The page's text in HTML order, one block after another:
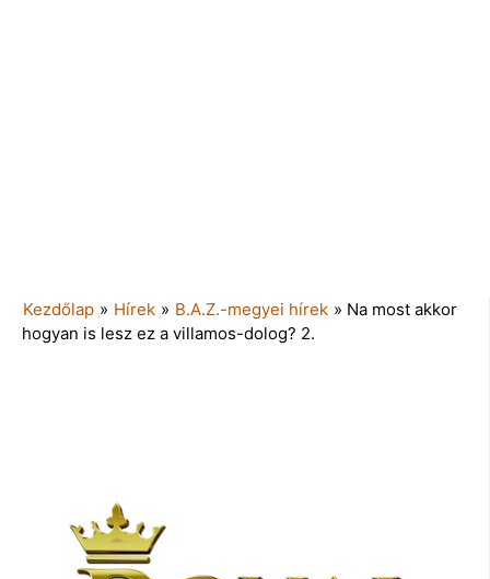
Kezdőlap » Hírek » B.A.Z.-megyei hírek » Na most akkor
hogyan is lesz ez a villamos-dolog? 2.